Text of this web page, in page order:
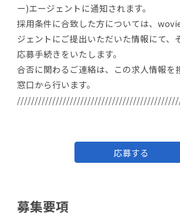
ー)エージェントに通知されます。
採用条件に合致した方については、
ジェントにご提出いただいた情報にて、
応募手続きをいたします。
合否に関わるご連絡は、この求人情報を
窓口から行います。
応募する
募集要項